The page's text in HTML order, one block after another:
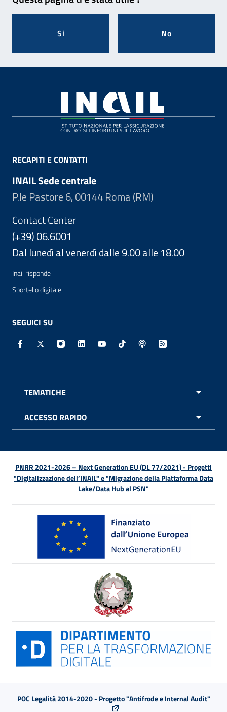
Si No
RECAPITI E CONTATTI
INAIL Sede centrale
P.le Pastore 6, 00144 Roma (RM)
Contact Center
(+39) 06.6001
Dal lunedì al venerdì dalle 9.00 alle 18.00
Inail risponde
Sportello digitale
SEGUICI SU
Facebook - Sito esterno - Apertura in nuova finestra
X - Sito esterno - Apertura in nuova finestra
Instagram - Sito esterno - Apertura in
Linkedin - Sito esterno - Apertura in
Youtube - Sito esterno -
TikTok - Sito esterno -
Spreaker - Sito
Feed RSS -
TEMATICHE
ACCESSO RAPIDO
PNRR 2021-2026 – Next Generation EU (DL 77/2021) - Progetti
"Digitalizzazione dell’INAIL" e "Migrazione della Piattaforma Data
Lake/Data Hub al PSN"
POC Legalità 2014-2020 - Progetto "Antifrode e Internal Audit"